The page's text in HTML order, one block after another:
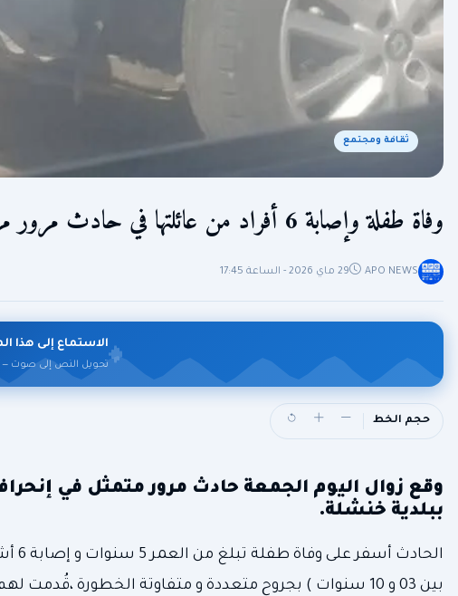
ثقافة ومجتمع
وفاة طفلة وإصابة 6 أفراد من عائلتها في حادث مرور مروع
APO NEWS 29 ماي 2026 - الساعة 17:45
الاستماع إلى هذا
تحويل النص إلى صوت —
حجم الخط
وقع زوال اليوم الجمعة حادث مرور متمثل في
ببلدية خنشلة.
بين 03 و 10 سنوات ) بجروح متعددة و متفاوتة الخطورة